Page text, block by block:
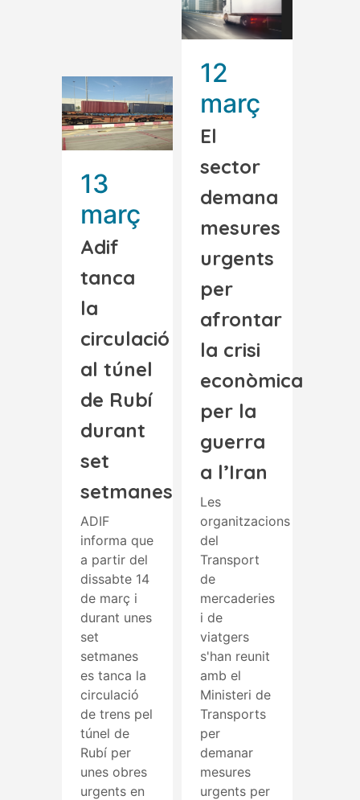
13
març
Adif
tanca
la
circulació
al túnel
de Rubí
durant
set
setmanes
ADIF
informa que
a partir del
dissabte 14
de març i
durant unes
set
setmanes
es tanca la
circulació
de trens pel
túnel de
Rubí per
unes obres
urgents en
12
març
El
sector
demana
mesures
urgents
per
afrontar
la crisi
econòmica
per la
guerra
a l’Iran
Les
organitzacions
del
Transport
de
mercaderies
i de
viatgers
s'han reunit
amb el
Ministeri de
Transports
per
demanar
mesures
urgents per